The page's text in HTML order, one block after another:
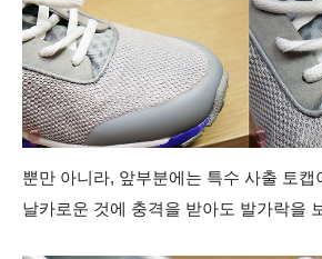
뿐만 아니라, 앞부분에는 특수 사출 토캡
날카로운 것에 충격을 받아도 발가락을